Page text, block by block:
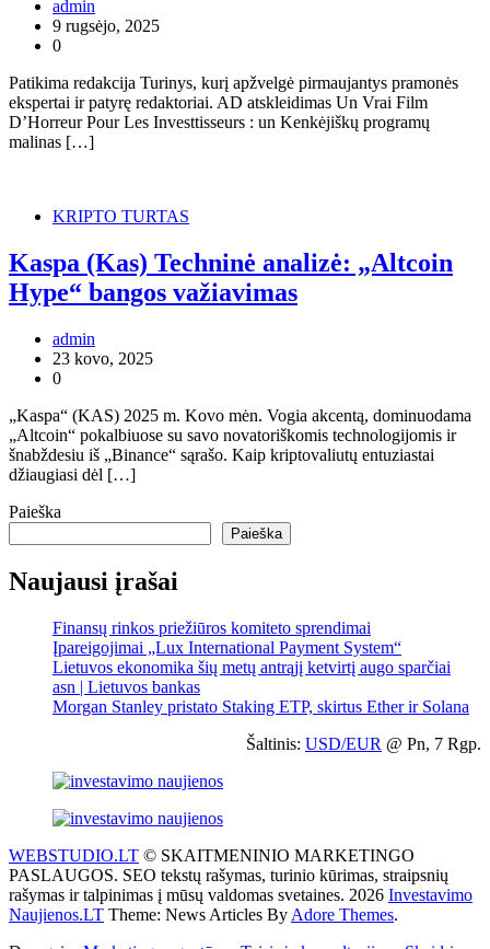
admin
9 rugsėjo, 2025
0
Patikima redakcija Turinys, kurį apžvelgė pirmaujantys pramonės
ekspertai ir patyrę redaktoriai. AD atskleidimas Un Vrai Film
D’Horreur Pour Les Investtisseurs : un Kenkėjiškų programų
malinas […]
KRIPTO TURTAS
Kaspa (Kas) Techninė analizė: „Altcoin
Hype“ bangos važiavimas
admin
23 kovo, 2025
0
„Kaspa“ (KAS) 2025 m. Kovo mėn. Vogia akcentą, dominuodama
„Altcoin“ pokalbiuose su savo novatoriškomis technologijomis ir
šnabždesiu iš „Binance“ sąrašo. Kaip kriptovaliutų entuziastai
džiaugiasi dėl […]
Paieška
Paieška
Naujausi įrašai
Finansų rinkos priežiūros komiteto sprendimai
Įpareigojimai „Lux International Payment System“
Lietuvos ekonomika šių metų antrąjį ketvirtį augo sparčiai
asn | Lietuvos bankas
Morgan Stanley pristato Staking ETP, skirtus Ether ir Solana
Šaltinis: USD/EUR @ Pn, 7 Rgp.
WEBSTUDIO.LT © SKAITMENINIO MARKETINGO
PASLAUGOS. SEO tekstų rašymas, turinio kūrimas, straipsnių
rašymas ir talpinimas į mūsų valdomas svetaines. 2026 Investavimo
Naujienos.LT Theme: News Articles By Adore Themes.